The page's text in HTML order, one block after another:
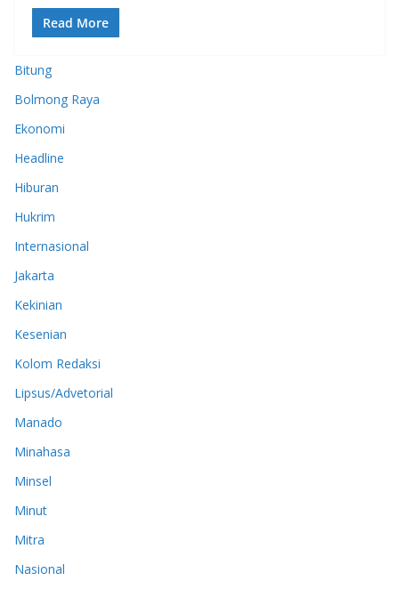
Read More
Bitung
Bolmong Raya
Ekonomi
Headline
Hiburan
Hukrim
Internasional
Jakarta
Kekinian
Kesenian
Kolom Redaksi
Lipsus/Advetorial
Manado
Minahasa
Minsel
Minut
Mitra
Nasional